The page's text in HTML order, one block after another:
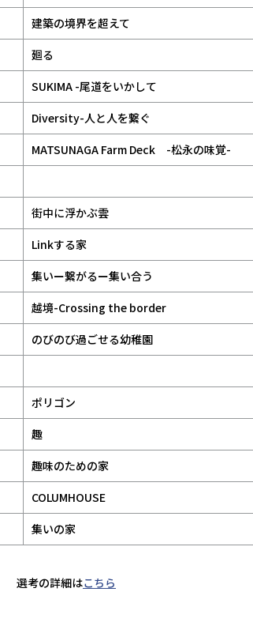
建築の境界を超えて
廻る
SUKIMA -尾道をいかして
Diversity-人と人を繋ぐ
MATSUNAGA Farm Deck -松永の味覚-
街中に浮かぶ雲
Linkする家
集いー繋がるー集い合う
越境-Crossing the border
のびのび過ごせる幼稚園
ポリゴン
趣
趣味のための家
COLUMHOUSE
集いの家
選考の詳細はこちら